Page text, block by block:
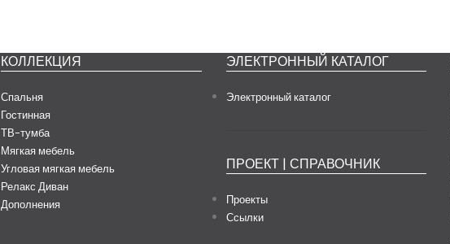
Посмотреть Презентационное Видео
КОЛЛЕКЦИЯ
Спальня
Гостинная
ТВ-тумба
Мягкая мебель
Угловая мягкая мебель
Релакс Диван
Дополнения
ЭЛЕКТРОННЫЙ КАТАЛОГ
Электронный каталог
ПРОЕКТ | СПРАВОЧНИК
Проекты
Ссылки